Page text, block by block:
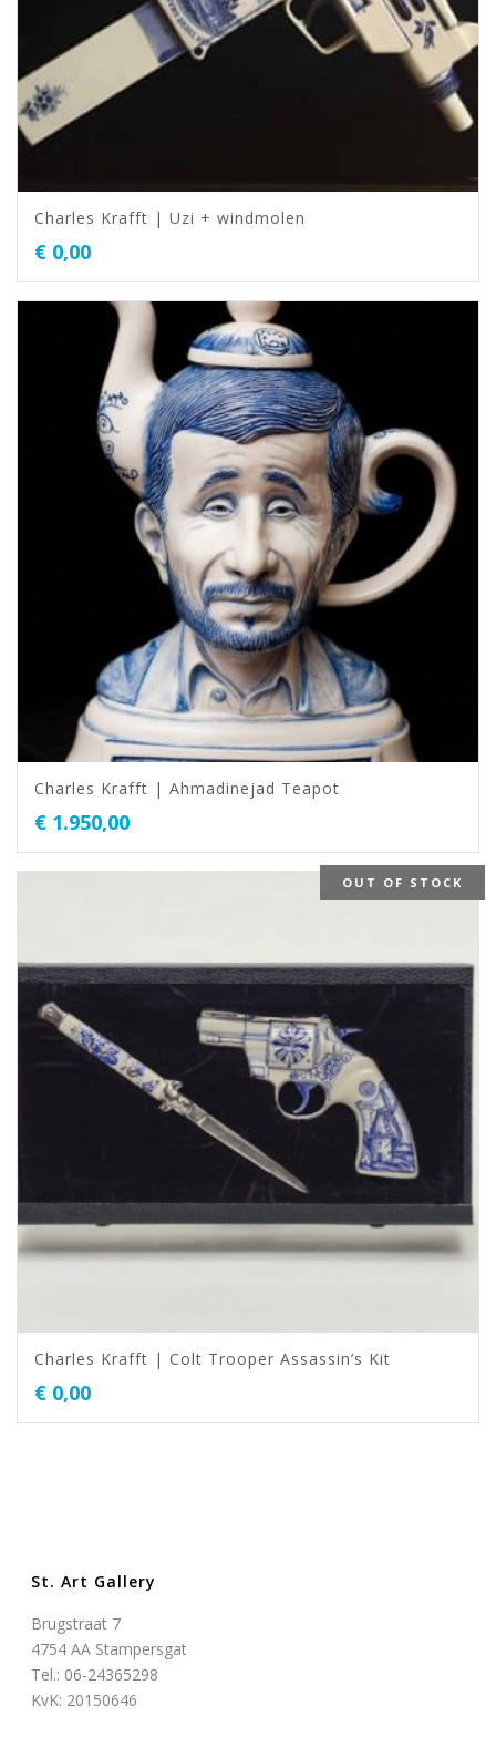
Charles Krafft | Uzi + windmolen
€ 0,00
Charles Krafft | Ahmadinejad Teapot
€ 1.950,00
OUT OF STOCK
Charles Krafft | Colt Trooper Assassin’s Kit
€ 0,00
St. Art Gallery
Brugstraat 7
4754 AA Stampersgat
Tel.: 06-24365298
KvK: 20150646